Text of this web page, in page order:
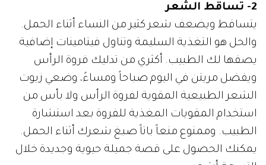
2- تساقط الشعر
يتساقط ويضعف شعر كثير من النساء أثناء الحمل.
والحل هو التغذية السليمة وتناول فيتامينات إضافية
يصفها لك الطبيب. أكثري من تدليك فروة الرأس
ويفضل مريتن في اليوم صباحاً ومساءً، وضعي زيوت
الشعر الطبيعية المقوية لفروة الرأس ولا بأس من
استخدام المقويات المغذية للفروة بعد استشارة
الطبيب. وممنوع منعاً باتاً صبغ شعرك أثناء الحمل.
يمكنك الحصول على قصة جميلة حيوية وجديدة خلال